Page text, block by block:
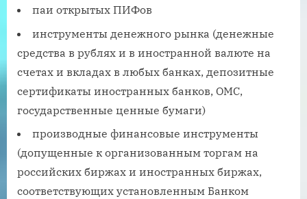
паи открытых ПИФов
инструменты денежного рынка (денежные
средства в рублях и в иностранной валюте на
счетах и вкладах в любых банках, депозитные
сертификаты иностранных банков, ОМС,
государственные ценные бумаги)
производные финансовые инструменты
(допущенные к организованным торгам на
российских биржах и иностранных биржах,
соответствующих установленным Банком